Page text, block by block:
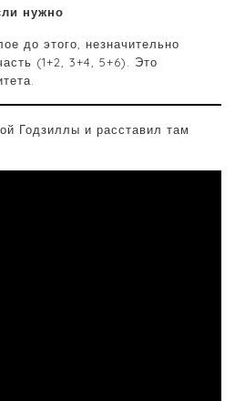
нужно
до этого, незначительно
(1+2, 3+4, 5+6). Это
Годзиллы и расставил там